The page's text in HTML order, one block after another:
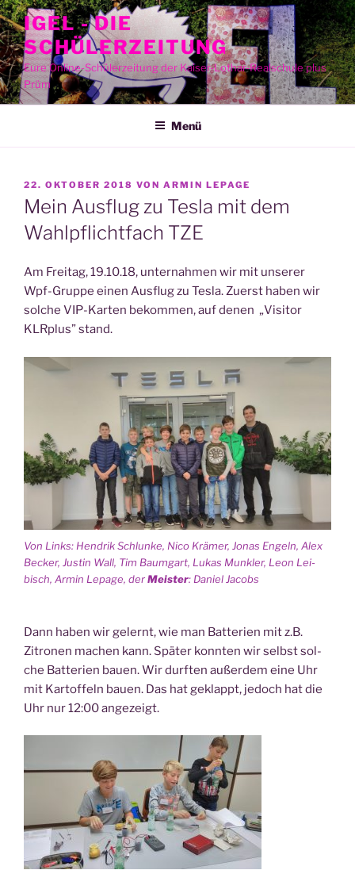
Zum
Inhalt
springen
IGEL - DIE
SCHÜLERZEITUNG
Eure Online-Schülerzeitung der Kaiser-Lothar-Realschule plus
Prüm
Menü
VERÖFFENTLICHT
AM
22. OKTOBER 2018 VON ARMIN LEPAGE
Mein Ausflug zu Tesla mit dem
Wahlpflichtfach TZE
Am Frei­tag, 19.10.18, unter­nah­men wir mit unse­rer
Wpf-Grup­pe einen Aus­flug zu Tes­la. Zuerst haben wir
sol­che VIP-Kar­ten bekom­men, auf denen „Visi­tor
KLRplus” stand.
Von Links: Hen­drik Schlun­ke, Nico Krä­mer, Jonas Engeln, Alex
Becker, Jus­tin Wall, Tim Baum­gart, Lukas Mun­k­ler, Leon Lei­
bisch, Armin Lepage, derMeis­ter: Dani­el Jacobs
Dann haben wir gelernt, wie man Bat­te­rien mit z.B.
Zitro­nen machen kann. Spä­ter konn­ten wir selbst sol­
che Bat­te­rien bau­en. Wir durf­ten außer­dem eine Uhr
mit Kar­tof­feln bau­en. Das hat geklappt, jedoch hat die
Uhr nur 12:00 angezeigt.